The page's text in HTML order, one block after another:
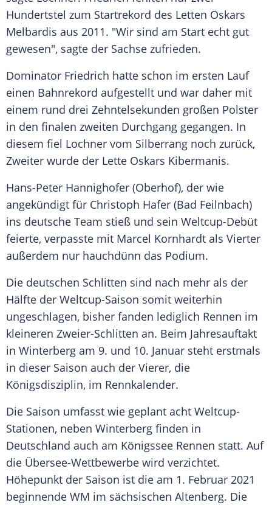
Hundertstel zum Startrekord des Letten Oskars
Melbardis aus 2011. "Wir sind am Start echt gut
gewesen", sagte der Sachse zufrieden.
Dominator Friedrich hatte schon im ersten Lauf
einen Bahnrekord aufgestellt und war daher mit
einem rund drei Zehntelsekunden großen Polster
in den finalen zweiten Durchgang gegangen. In
diesem fiel Lochner vom Silberrang noch zurück,
Zweiter wurde der Lette Oskars Kibermanis.
Hans-Peter Hannighofer (Oberhof), der wie
angekündigt für Christoph Hafer (Bad Feilnbach)
ins deutsche Team stieß und sein Weltcup-Debüt
feierte, verpasste mit Marcel Kornhardt als Vierter
außerdem nur hauchdünn das Podium.
Die deutschen Schlitten sind nach mehr als der
Hälfte der Weltcup-Saison somit weiterhin
ungeschlagen, bisher fanden lediglich Rennen im
kleineren Zweier-Schlitten an. Beim Jahresauftakt
in Winterberg am 9. und 10. Januar steht erstmals
in dieser Saison auch der Vierer, die
Königsdisziplin, im Rennkalender.
Die Saison umfasst wie geplant acht Weltcup-
Stationen, neben Winterberg finden in
Deutschland auch am Königssee Rennen statt. Auf
die Übersee-Wettbewerbe wird verzichtet.
Höhepunkt der Saison ist die am 1. Februar 2021
beginnende WM im sächsischen Altenberg. Die